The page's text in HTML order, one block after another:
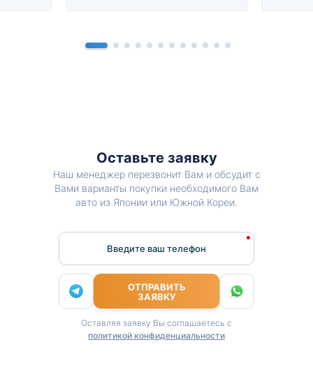
Оставьте заявку
Наш менеджер перезвонит Вам и обсудит с
Вами варианты покупки необходимого Вам
авто из Японии или Южной Кореи.
Введите ваш телефон
ОТПРАВИТЬ
ЗАЯВКУ
Оставляя заявку Вы соглашаетесь с
политикой конфиденциальности